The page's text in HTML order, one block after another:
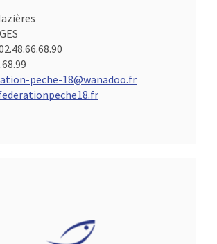
peche-18@wanadoo.fr